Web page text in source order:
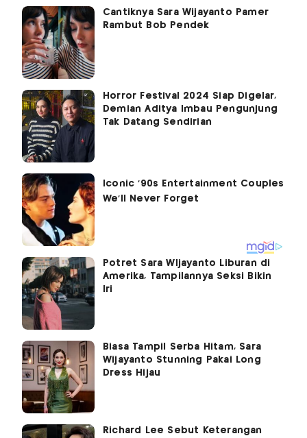
Cantiknya Sara Wijayanto Pamer
Rambut Bob Pendek
Horror Festival 2024 Siap Digelar,
Demian Aditya Imbau Pengunjung
Tak Datang Sendirian
Potret Sara WIjayanto Liburan di
Amerika, Tampilannya Seksi Bikin
Iri
Biasa Tampil Serba Hitam, Sara
Wijayanto Stunning Pakai Long
Dress Hijau
Richard Lee Sebut Keterangan